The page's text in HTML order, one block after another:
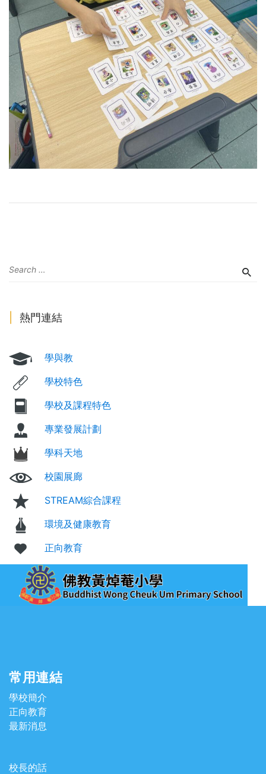
熱門連結
學與教
學校特色
學校及課程特色
專業發展計劃
學科天地
校園展廊
STREAM綜合課程
環境及健康教育
正向教育
常用連結
學校簡介
正向教育
最新消息
校長的話